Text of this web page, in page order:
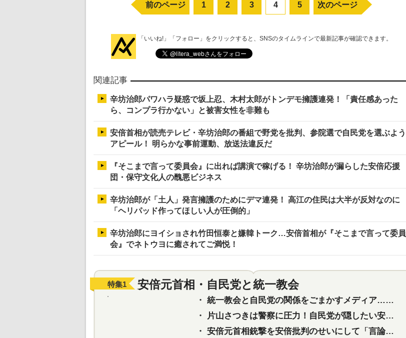
前のページ 1 2 3 4 5 次のページ
「いいね!」「フォロー」をクリックすると、SNSのタイムラインで最新記事が確認できます。
関連記事
辛坊治郎パワハラ疑惑で坂上忍、木村太郎がトンデモ擁護連発！「責任感あった
ら、コンプラ行かない」と被害女性を非難も
安倍首相が読売テレビ・辛坊治郎の番組で野党を批判、参院選で自民党を選ぶよう
アピール！ 明らかな事前運動、放送法違反だ
『そこまで言って委員会』に出れば講演で稼げる！ 辛坊治郎が漏らした安倍応援
団・保守文化人の醜悪ビジネス
辛坊治郎が「土人」発言擁護のためにデマ連発！ 高江の住民は大半が反対なのに
「ヘリパッド作ってほしい人が圧倒的」
辛坊治郎にヨイショされ竹田恒泰と嫌韓トーク…安倍首相が『そこまで言って委員
会』でネトウヨに癒されてご満悦！
特集1 安倍元首相・自民党と統一教会
・ 統一教会と自民党の関係をごまかすメディア…民放は有田芳生に発言自粛を要求
・
片山さつきは警察に圧力！自民党が隠したい安倍元首相と統一教会の深い関係
・ 安倍元首相銃撃を安倍批判のせいにして「言論封殺」に利用する自民党応援団